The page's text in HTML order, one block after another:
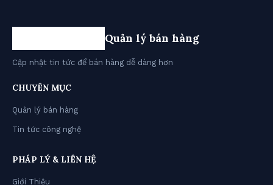
Quản lý bán hàng
Cập nhật tin tức để bán hàng dễ dàng hơn
CHUYÊN MỤC
Quản lý bán hàng
Tin tức công nghệ
PHÁP LÝ & LIÊN HỆ
Giới Thiệu